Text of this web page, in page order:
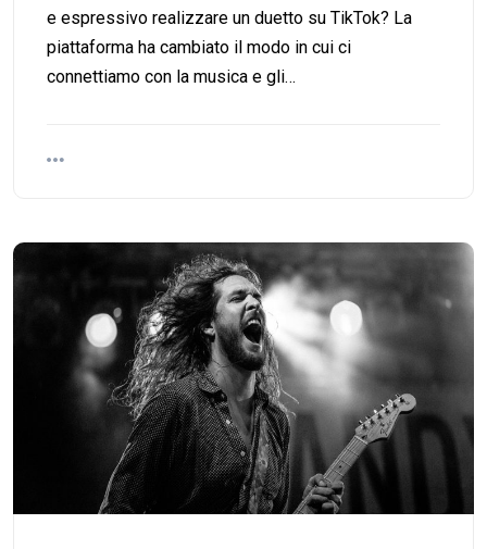
e espressivo realizzare un duetto su TikTok? La
piattaforma ha cambiato il modo in cui ci
connettiamo con la musica e gli…